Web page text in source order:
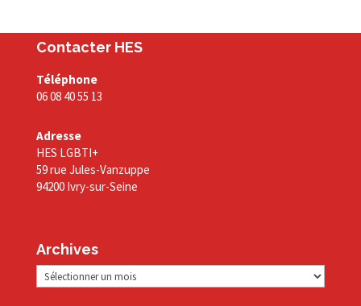
Contacter HES
Téléphone
06 08 40 55 13
Adresse
HES LGBTI+
59 rue Jules-Vanzuppe
94200 Ivry-sur-Seine
Archives
Archives